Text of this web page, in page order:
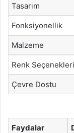
Tasarım
Fonksiyonellik
Malzeme
Renk Seçenekleri
Çevre Dostu
Faydalar